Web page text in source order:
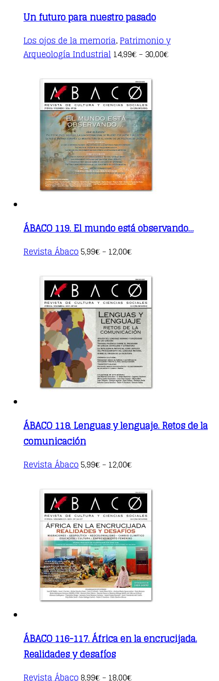
Un futuro para nuestro pasado
Los ojos de la memoria, Patrimonio y
Arqueología Industrial This
product
multiple
variants.
The
options
may
be
chosen
on
the
product
page
14,99€ – 30,00€
ÁBACO 119. El mundo está observando…
Revista Ábaco This
product
variants.
The
options
may
be
chosen
on
the
product
page
5,99€ – 12,00€
ÁBACO 118. Lenguas y lenguaje. Retos de la
comunicación
Revista Ábaco This
product
variants.
The
options
may
be
chosen
on
the
product
page
5,99€ – 12,00€
ÁBACO 116-117. África en la encrucijada.
Realidades y desafíos
Revista Ábaco This
8,99€ – 18,00€